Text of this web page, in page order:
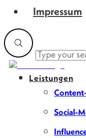
Impressum
Leistungen
Social-